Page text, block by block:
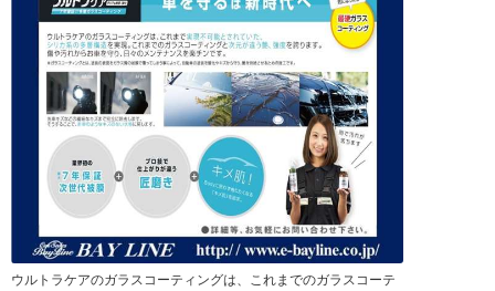
ウルトラケアのガラスコーティングは、これまでのガラスコーテ